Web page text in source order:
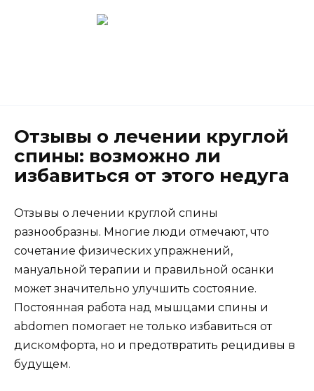
Отзывы о лечении круглой
спины: возможно ли
избавиться от этого недуга
Отзывы о лечении круглой спины
разнообразны. Многие люди отмечают, что
сочетание физических упражнений,
мануальной терапии и правильной осанки
может значительно улучшить состояние.
Постоянная работа над мышцами спины и
abdomen помогает не только избавиться от
дискомфорта, но и предотвратить рецидивы в
будущем.